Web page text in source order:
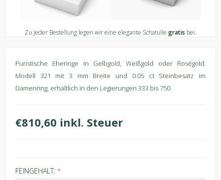
Zu jeder Bestellung legen wir eine elegante Schatulle gratis bei.
Puristische Eheringe in Gelbgold, Weißgold oder Roségold.
Modell 321 mit 3 mm Breite und 0.05 ct Steinbesatz im
Damenring, erhältlich in den Legierungen 333 bis 750.
€810,60 inkl. Steuer
FEINGEHALT: *